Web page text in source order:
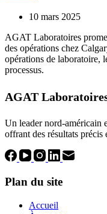
10 mars 2025
AGAT Laboratoires
des opérations chez
opérations de laboratoire,
processus.
AGAT
Un leader nord-américain
offrant des résultats précis
Plan du site
Accueil